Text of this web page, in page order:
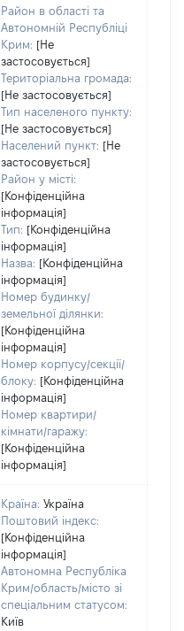
Район в області та
Автономній Республіці
Крим: [Не
застосовується]
Територіальна громада:
[Не застосовується]
Тип населеного пункту:
[Не застосовується]
Населений пункт: [Не
застосовується]
Район у місті:
[Конфіденційна
інформація]
Тип: [Конфіденційна
інформація]
Назва: [Конфіденційна
інформація]
Номер будинку/
земельної ділянки:
[Конфіденційна
інформація]
Номер корпусу/секції/
блоку: [Конфіденційна
інформація]
Номер квартири/
кімнати/гаражу:
[Конфіденційна
інформація]
Країна: Україна
Поштовий індекс:
[Конфіденційна
інформація]
Автономна Республіка
Крим/область/місто зі
спеціальним статусом:
Київ